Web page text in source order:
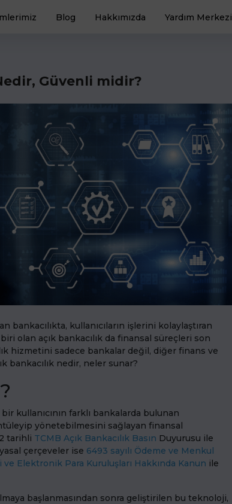
Blog Hakkımızda Yardım Merkezi
Güvenli midir?
kullanıcıların işlerini kolaylaştıran
olan açık bankacılık da finansal süreçleri son
hizmetini sadece bankalar değil, diğer finans ve
bankacılık nedir, neler sunar?
kullanıcının farklı bankalarda bulunan
yönetebilmesini sağlayan finansal
tarihli TCMB Açık Bankacılık Basın Duyurusu ile
yasal çerçeveler ise 6493 sayılı Ödeme ve Menkul
Elektronik Para Kuruluşları Hakkında Kanun ile
başlanmasından sonra geliştirilen bu teknoloji,